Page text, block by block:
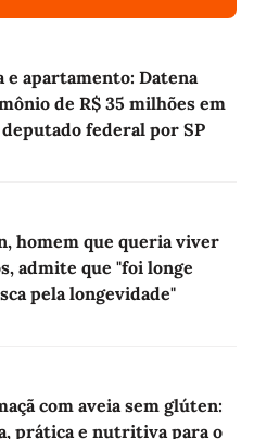
e apartamento: Datena
de R$ 35 milhões em
federal por SP
homem que queria viver
admite que "foi longe
pela longevidade"
com aveia sem glúten:
prática e nutritiva para o